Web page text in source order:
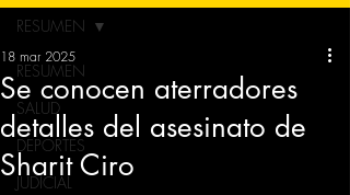
RESUMEN
SALUD
DEPORTES
JUDICIAL
RESUMEN
Se conocen aterradores
detalles del asesinato de
Sharit Ciro
18 mar 2025